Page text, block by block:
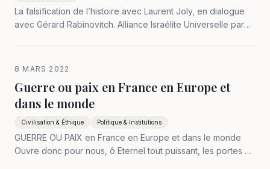
La falsification de l’histoire avec Laurent Joly, en dialogue
avec Gérard Rabinovitch. Alliance Israélite Universelle par
témoignage de M.…
8 MARS 2022
Guerre ou paix en France en Europe et
dans le monde
Civilisation & Éthique Politique & Institutions
GUERRE OU PAIX en France en Europe et dans le monde
Ouvre donc pour nous, ô Eternel tout puissant, les portes de